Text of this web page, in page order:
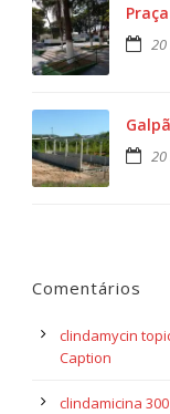
20
20
Comentários
clindamycin
Caption
clindamicina 300